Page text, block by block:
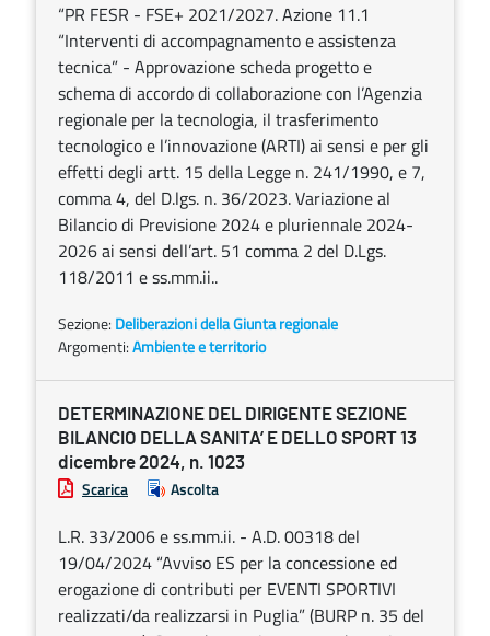
“PR FESR - FSE+ 2021/2027. Azione 11.1
“Interventi di accompagnamento e assistenza
tecnica” - Approvazione scheda progetto e
schema di accordo di collaborazione con l’Agenzia
regionale per la tecnologia, il trasferimento
tecnologico e l’innovazione (ARTI) ai sensi e per gli
effetti degli artt. 15 della Legge n. 241/1990, e 7,
comma 4, del D.lgs. n. 36/2023. Variazione al
Bilancio di Previsione 2024 e pluriennale 2024-
2026 ai sensi dell’art. 51 comma 2 del D.Lgs.
118/2011 e ss.mm.ii..
Sezione: Deliberazioni della Giunta regionale
Argomenti:Ambiente e territorio
DETERMINAZIONE DEL DIRIGENTE SEZIONE
BILANCIO DELLA SANITA’ E DELLO SPORT 13
dicembre 2024, n. 1023
Scarica Ascolta
L.R. 33/2006 e ss.mm.ii. - A.D. 00318 del
19/04/2024 “Avviso ES per la concessione ed
erogazione di contributi per EVENTI SPORTIVI
realizzati/da realizzarsi in Puglia” (BURP n. 35 del